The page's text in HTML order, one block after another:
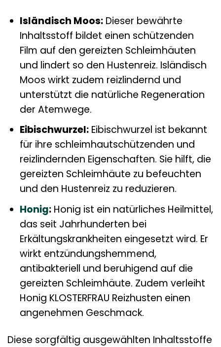
Isländisch Moos:Dieser bewährte
Inhaltsstoff bildet einen schützenden
Film auf den gereizten Schleimhäuten
und lindert so den Hustenreiz. Isländisch
Moos wirkt zudem reizlindernd und
unterstützt die natürliche Regeneration
der Atemwege.
Eibischwurzel:Eibischwurzel ist bekannt
für ihre schleimhautschützenden und
reizlindernden Eigenschaften. Sie hilft, die
gereizten Schleimhäute zu befeuchten
und den Hustenreiz zu reduzieren.
Honig:Honig ist ein natürliches Heilmittel,
das seit Jahrhunderten bei
Erkältungskrankheiten eingesetzt wird. Er
wirkt entzündungshemmend,
antibakteriell und beruhigend auf die
gereizten Schleimhäute. Zudem verleiht
Honig KLOSTERFRAU Reizhusten einen
angenehmen Geschmack.
Diese sorgfältig ausgewählten Inhaltsstoffe